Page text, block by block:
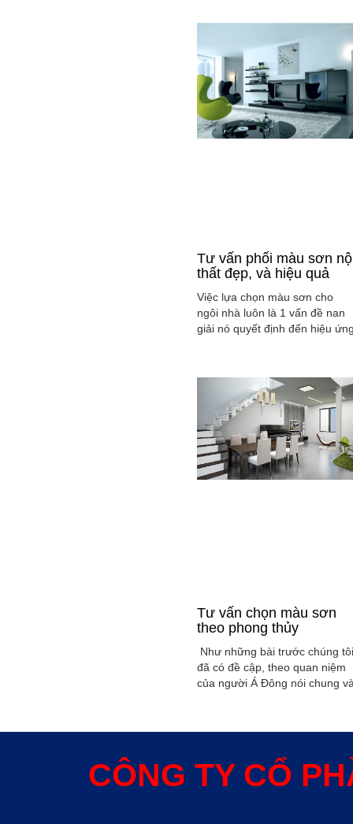
Ombre, cách phối màu sắc tinh
tế sao cho màu sắc chuyển
từ tông nhạt sang đậm, từ
sang tối hay ngược lại. Cùng
tìm hiểu phong các này qua
việc ...
Tư vấn phối màu sơn
thất đẹp, và hiệu quả
Việc lựa chọn màu sơn cho
ngôi nhà luôn là 1 vấn đề nan
giải nó quyết định đến hiệu
của gia đình bạn.
Tư vấn chọn màu sơn
theo phong thủy
Như những bài trước chúng tôi
đã có đề cập, theo quan niệm
của người Á Đông nói chung
xây dụng nhà ở hoặc bất kỳ
thủy trong ngôi nhà thường
được quyết định bởi các nhân
CÔNG TY CỔ